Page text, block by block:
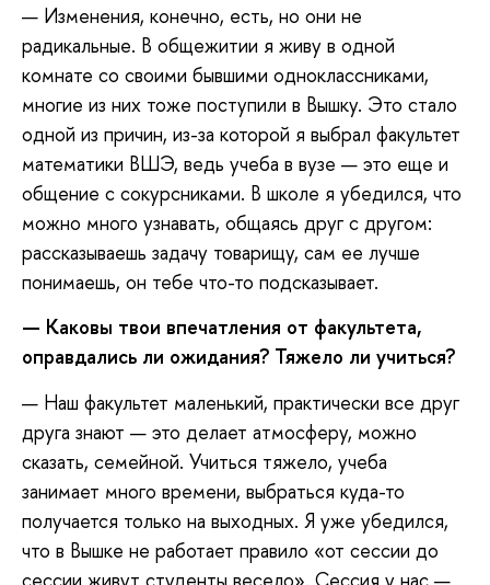
— Изменения, конечно, есть, но они не
радикальные. В общежитии я живу в одной
комнате со своими бывшими одноклассниками,
многие из них тоже поступили в Вышку. Это стало
одной из причин, из-за которой я выбрал факультет
математики ВШЭ, ведь учеба в вузе — это еще и
общение с сокурсниками. В школе я убедился, что
можно много узнавать, общаясь друг с другом:
рассказываешь задачу товарищу, сам ее лучше
понимаешь, он тебе что-то подсказывает.
— Каковы твои впечатления от факультета,
оправдались ли ожидания? Тяжело ли учиться?
— Наш факультет маленький, практически все друг
друга знают — это делает атмосферу, можно
сказать, семейной. Учиться тяжело, учеба
занимает много времени, выбраться куда-то
получается только на выходных. Я уже убедился,
что в Вышке не работает правило «от сессии до